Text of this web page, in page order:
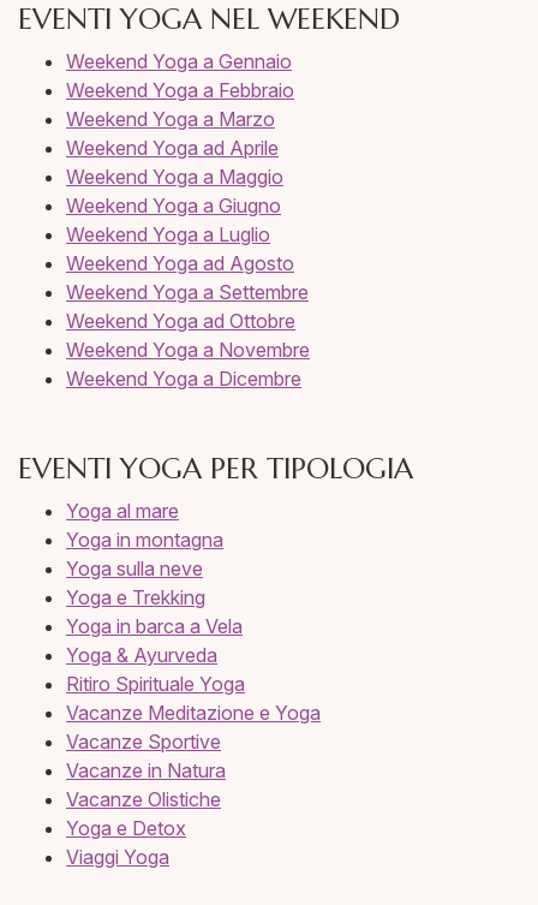
EVENTI YOGA NEL WEEKEND
Weekend Yoga a Gennaio
Weekend Yoga a Febbraio
Weekend Yoga a Marzo
Weekend Yoga ad Aprile
Weekend Yoga a Maggio
Weekend Yoga a Giugno
Weekend Yoga a Luglio
Weekend Yoga ad Agosto
Weekend Yoga a Settembre
Weekend Yoga ad Ottobre
Weekend Yoga a Novembre
Weekend Yoga a Dicembre
EVENTI YOGA PER TIPOLOGIA
Yoga al mare
Yoga in montagna
Yoga sulla neve
Yoga e Trekking
Yoga in barca a Vela
Yoga & Ayurveda
Ritiro Spirituale Yoga
Vacanze Meditazione e Yoga
Vacanze Sportive
Vacanze in Natura
Vacanze Olistiche
Yoga e Detox
Viaggi Yoga